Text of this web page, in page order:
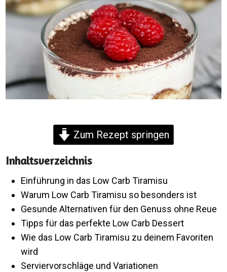
Zum Rezept springen
Inhaltsverzeichnis
Einführung in das Low Carb Tiramisu
Warum Low Carb Tiramisu so besonders ist
Gesunde Alternativen für den Genuss ohne Reue
Tipps für das perfekte Low Carb Dessert
Wie das Low Carb Tiramisu zu deinem Favoriten
wird
Serviervorschläge und Variationen